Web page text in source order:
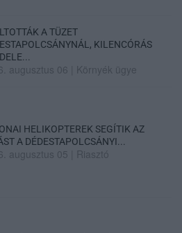
A TÜZET
KILENCÓRÁS
augusztus 06 Környék ügye
HELIKOPTEREK SEGÍTIK AZ
A DÉDESTAPOLCSÁNYI...
augusztus 05 Riasztó